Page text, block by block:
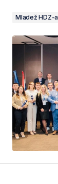
Mladež HDZ-a